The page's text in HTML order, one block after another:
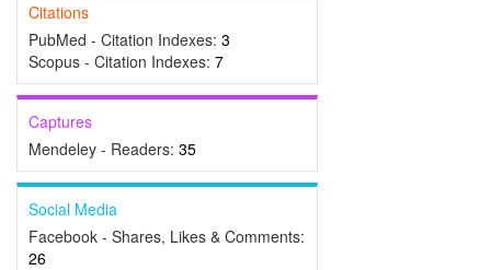
Citations
PubMed - Citation Indexes: 3
Scopus - Citation Indexes: 7
Captures
Mendeley - Readers: 35
Social Media
Facebook - Shares, Likes & Comments:
26